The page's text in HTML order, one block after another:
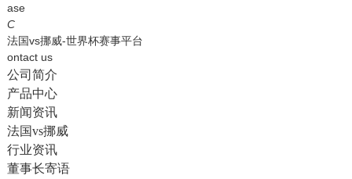
ase
C
法国vs挪威-世界杯赛事平台
ontact us
公司简介
产品中心
新闻资讯
法国vs挪威
行业资讯
董事长寄语